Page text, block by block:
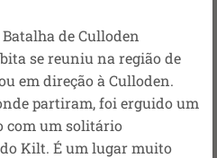
de Culloden
se reuniu na região de
em direção à Culloden.
partiram, foi erguido um
com um solitário
Kilt. É um lugar muito